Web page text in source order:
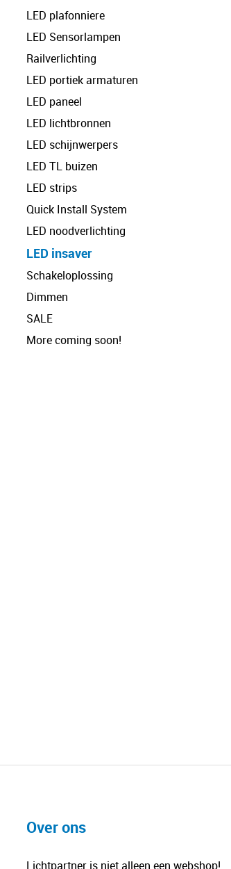
LED plafonniere
LED Sensorlampen
Railverlichting
LED portiek armaturen
LED paneel
LED lichtbronnen
LED schijnwerpers
LED TL buizen
LED strips
Quick Install System
LED noodverlichting
LED insaver
Schakeloplossing
Dimmen
SALE
More coming soon!
Over ons
Lichtpartner is niet alleen een webshop!